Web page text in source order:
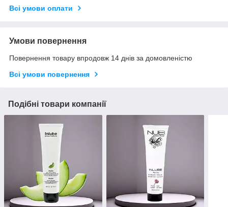
Всі умови оплати
Умови повернення
Повернення товару впродовж 14 днів за домовленістю
Всі умови повернення
Подібні товари компанії